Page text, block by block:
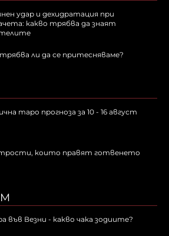
удар и дехидратация при
какво трябва да знаят
трябва ли да се притесняваме?
таро прогноза за 10 - 16 август
които правят готвенето
във Везни - какво чака зодиите?